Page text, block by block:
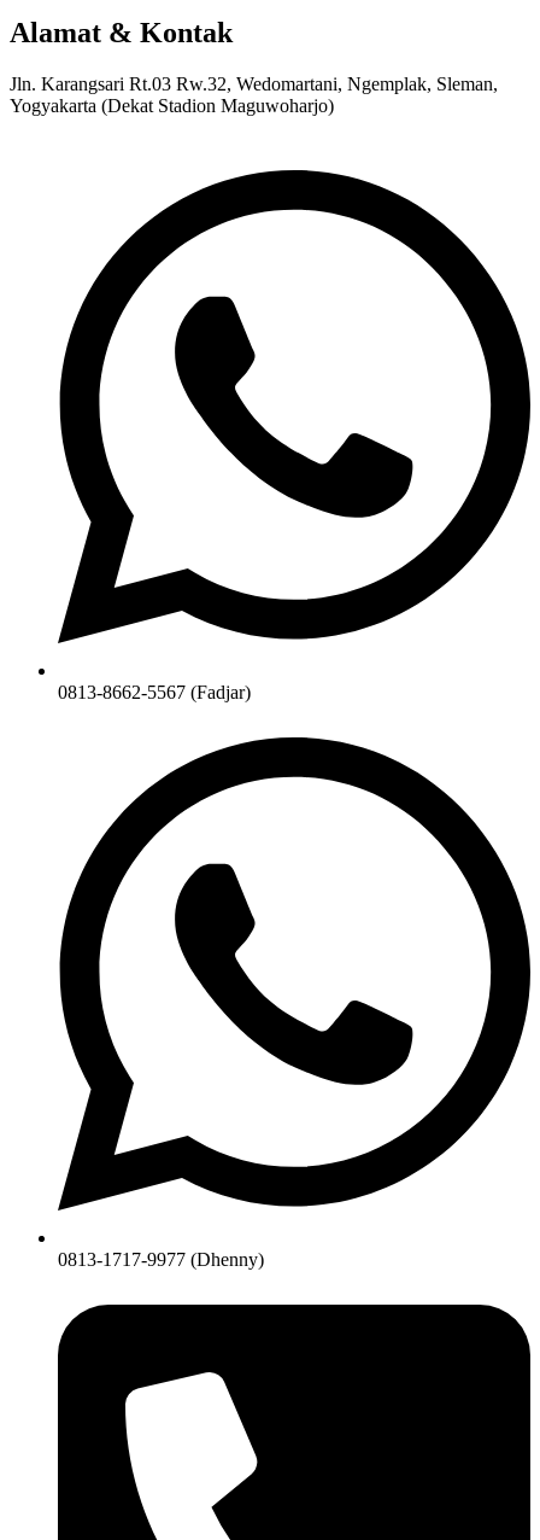
Alamat & Kontak
Jln. Karangsari Rt.03 Rw.32, Wedomartani, Ngemplak, Sleman,
Yogyakarta (Dekat Stadion Maguwoharjo)
0813-8662-5567 (Fadjar)
0813-1717-9977 (Dhenny)